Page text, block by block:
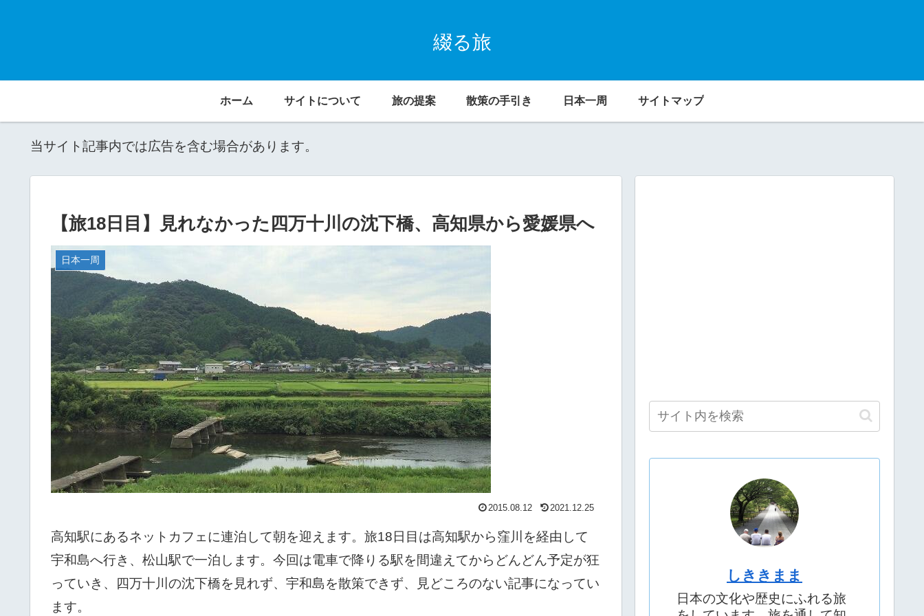
綴る旅
ホーム サイトについて 旅の提案 散策の手引き 日本一周 サイトマップ
当サイト記事内では広告を含む場合があります。
【旅18日目】見れなかった四万十川の沈下橋、高知県から愛媛県へ
日本一周
2015.08.12 2021.12.25
高知駅にあるネットカフェに連泊して朝を迎えます。旅18日目は高知駅から窪川を経由して
宇和島へ行き、松山駅で一泊します。今回は電車で降りる駅を間違えてからどんどん予定が狂
っていき、四万十川の沈下橋を見れず、宇和島を散策できず、見どころのない記事になってい
ます。
しききまま
日本の文化や歴史にふれる旅